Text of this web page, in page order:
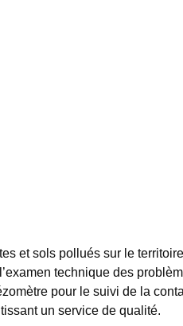
et sols pollués sur le
technique des
pour le suivi de la
un service de qualité.